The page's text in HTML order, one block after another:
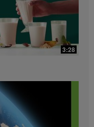
29:40
에 초점을 맞춘 이 필라테스에
3:28